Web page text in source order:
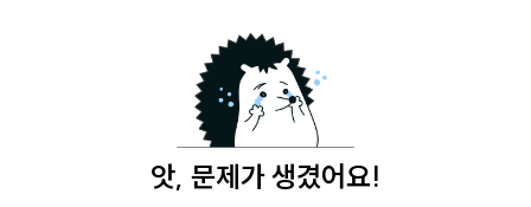
앗, 문제가 생겼어요!